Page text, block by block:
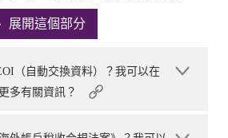
展開這個部分
（自動交換資料）？我可以在
多有關資訊？